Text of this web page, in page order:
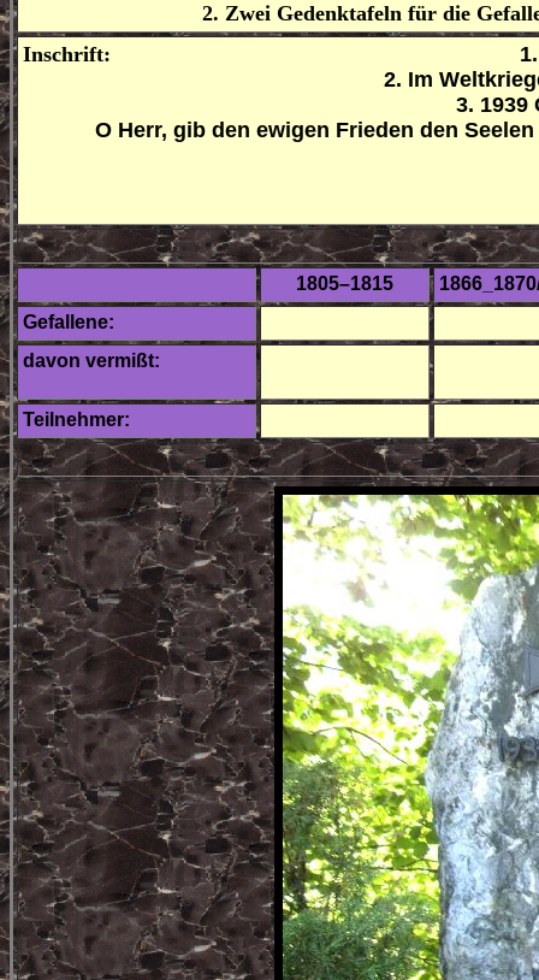
2. Zwei Gedenktafeln für die
Inschrift:
1.
2. Im
3. 1939
O Herr, gib den ewigen Frieden den
1805–1815
Gefallene:
davon vermißt:
Teilnehmer: